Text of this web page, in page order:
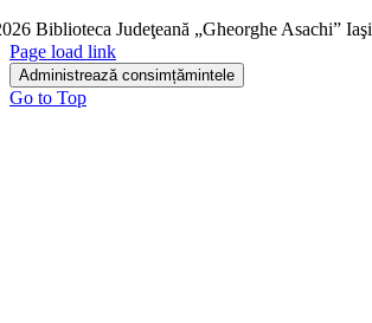
Biblioteca Judeţeană „Gheorghe Asachi” Iaşi
Page load link
Administrează consimțămintele
Go to Top